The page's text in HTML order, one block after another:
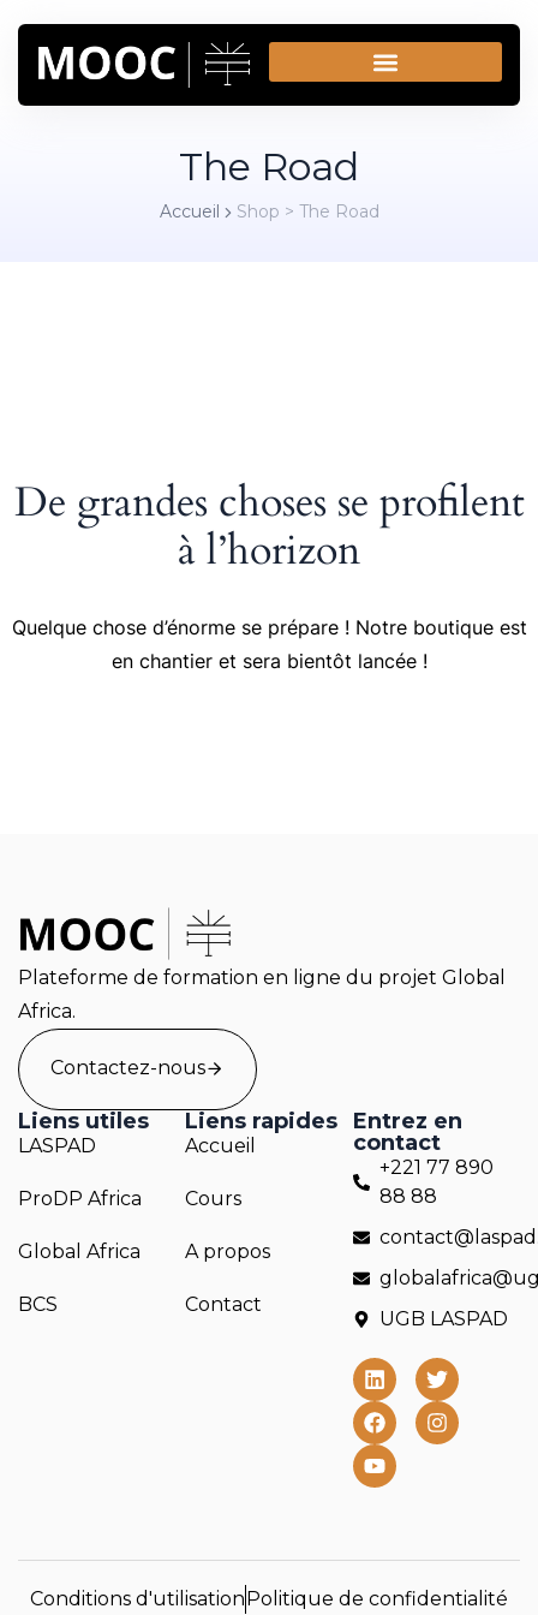
The Road
Accueil Shop > The Road
De grandes choses se profilent
à l’horizon
Quelque chose d’énorme se prépare ! Notre boutique est
en chantier et sera bientôt lancée !
Plateforme de formation en ligne du projet Global
Africa.
Contactez-nous
Liens utiles
LASPAD
ProDP Africa
Global Africa
BCS
Liens rapides
Accueil
Cours
A propos
Contact
Entrez en
contact
+221 77 890
88 88
UGB LASPAD
Conditions d'utilisationPolitique de confidentialité